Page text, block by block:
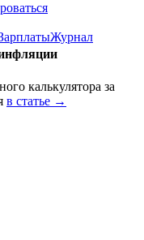
Журнал
калькулятора за
в статье →